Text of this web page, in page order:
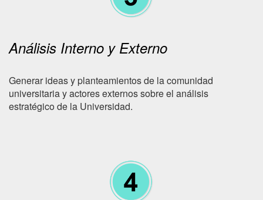
Análisis Interno y Externo
Generar ideas y planteamientos de la comunidad
universitaria y actores externos sobre el análisis
estratégico de la Universidad.